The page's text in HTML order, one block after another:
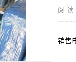
阅 读
销售